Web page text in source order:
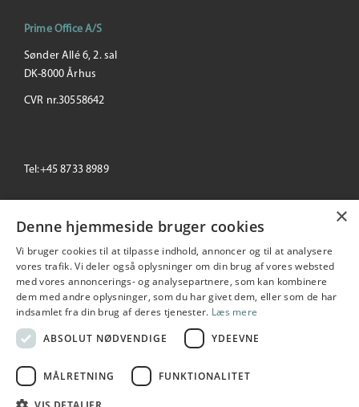
Prime Office A/S
Sønder Allé 6, 2. sal
DK-8000 Århus
CVR nr.30558642
Tel:+45 8733 8989
Prime Office
Seneste
+/-
195,00
0.00 %
Copyright © 2026 Prime Office A/S. All rights reserved
×
Denne hjemmeside bruger cookies
Vi bruger cookies til at tilpasse indhold, annoncer og til at analysere
vores trafik. Vi deler også oplysninger om din brug af vores websted
med vores annoncerings- og analysepartnere, som kan kombinere
dem med andre oplysninger, som du har givet dem, eller som de har
indsamlet fra din brug af deres tjenester. Læs mere
ABSOLUT NØDVENDIGE
YDEEVNE
MÅLRETNING FUNKTIONALITET